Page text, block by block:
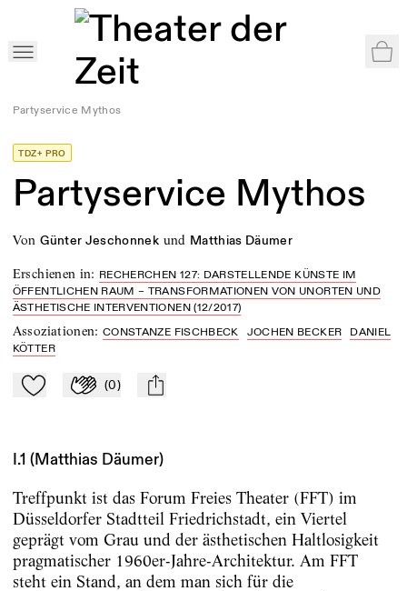
Shop
>
Partyservice Mythos
TDZ+ PRO
Partyservice Mythos
von Günter Jeschonnek und Matthias Däumer
Erschienen in: RECHERCHEN 127: DARSTELLENDE KÜNSTE IM
ÖFFENTLICHEN RAUM – TRANSFORMATIONEN VON UNORTEN UND
ÄSTHETISCHE INTERVENTIONEN (12/2017)
Assoziationen:CONSTANZE FISCHBECK JOCHEN BECKER
DANIEL
KÖTTER
Zu Mein-TdZ hinzufügen
Applaudieren
(0) mail
I.1 (Matthias Däumer)
Treffpunkt ist das Forum Freies Theater (FFT) im
Düsseldorfer Stadtteil Friedrichstadt, ein Viertel
geprägt vom Grau und der ästhetischen Haltlosigkeit
pragmatischer 1960er-Jahre-Architektur. Am FFT
steht ein Stand, an dem man sich für die